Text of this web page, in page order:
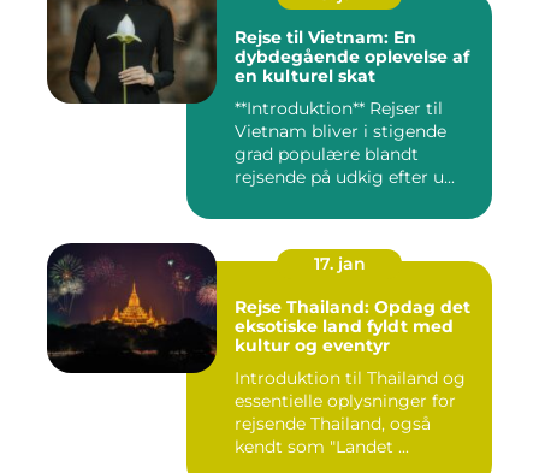
Rejse til Vietnam: En
dybdegående oplevelse af
en kulturel skat
**Introduktion** Rejser til
Vietnam bliver i stigende
grad populære blandt
rejsende på udkig efter u...
17. jan
Rejse Thailand: Opdag det
eksotiske land fyldt med
kultur og eventyr
Introduktion til Thailand og
essentielle oplysninger for
rejsende Thailand, også
kendt som "Landet ...